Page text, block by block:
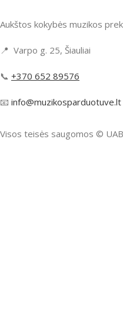
Aukštos kokybės muzikos
📍 Varpo g. 25, Šiauliai
📞 +370 652 89576
📧 info@muzikosparduotuve.lt
Visos teisės saugomos ©️